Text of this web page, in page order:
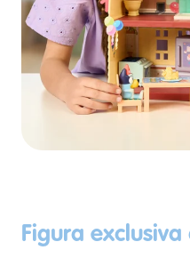
Figura exclusiva